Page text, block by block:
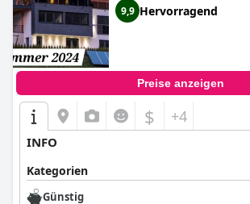
9,9 Hervorragend
Preise anzeigen
$ +4
INFO
Kategorien
Günstig